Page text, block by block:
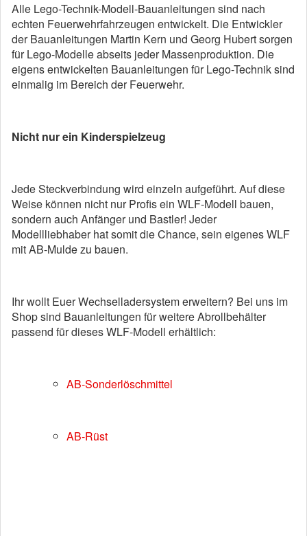
Alle Lego-Technik-Modell-Bauanleitungen sind nach
echten Feuerwehrfahrzeugen entwickelt. Die Entwickler
der Bauanleitungen Martin Kern und Georg Hubert sorgen
für Lego-Modelle abseits jeder Massenproduktion. Die
eigens entwickelten Bauanleitungen für Lego-Technik sind
einmalig im Bereich der Feuerwehr.
Nicht nur ein Kinderspielzeug
Jede Steckverbindung wird einzeln aufgeführt. Auf diese
Weise können nicht nur Profis ein WLF-Modell bauen,
sondern auch Anfänger und Bastler! Jeder
Modellliebhaber hat somit die Chance, sein eigenes WLF
mit AB-Mulde zu bauen.
Ihr wollt Euer Wechselladersystem erweitern? Bei uns im
Shop sind Bauanleitungen für weitere Abrollbehälter
passend für dieses WLF-Modell erhältlich:
AB-Sonderlöschmittel
AB-Rüst